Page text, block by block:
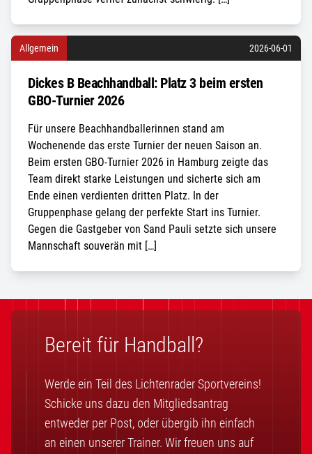
Allgemein 2026-06-01
Dickes B Beachhandball: Platz 3 beim ersten
GBO-Turnier 2026
Für unsere Beachhandballerinnen stand am
Wochenende das erste Turnier der neuen Saison an.
Beim ersten GBO-Turnier 2026 in Hamburg zeigte das
Team direkt starke Leistungen und sicherte sich am
Ende einen verdienten dritten Platz. In der
Gruppenphase gelang der perfekte Start ins Turnier.
Gegen die Gastgeber von Sand Pauli setzte sich unsere
Mannschaft souverän mit […]
Bereit für Handball?
Werde ein Teil des Lichtenrader Sportvereins!
Schicke uns dazu den Mitgliedsantrag
entweder per Post, oder übergib ihn einfach
an einen unserer Trainer. Wir freuen uns auf